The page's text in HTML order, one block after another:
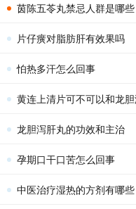
茵陈五苓丸禁忌人群是哪些
片仔癀对脂肪肝有效果吗
怕热多汗怎么回事
黄连上清片可不可以和龙
龙胆泻肝丸的功效和主治
孕期口干口苦怎么回事
中医治疗湿热的方剂有哪些